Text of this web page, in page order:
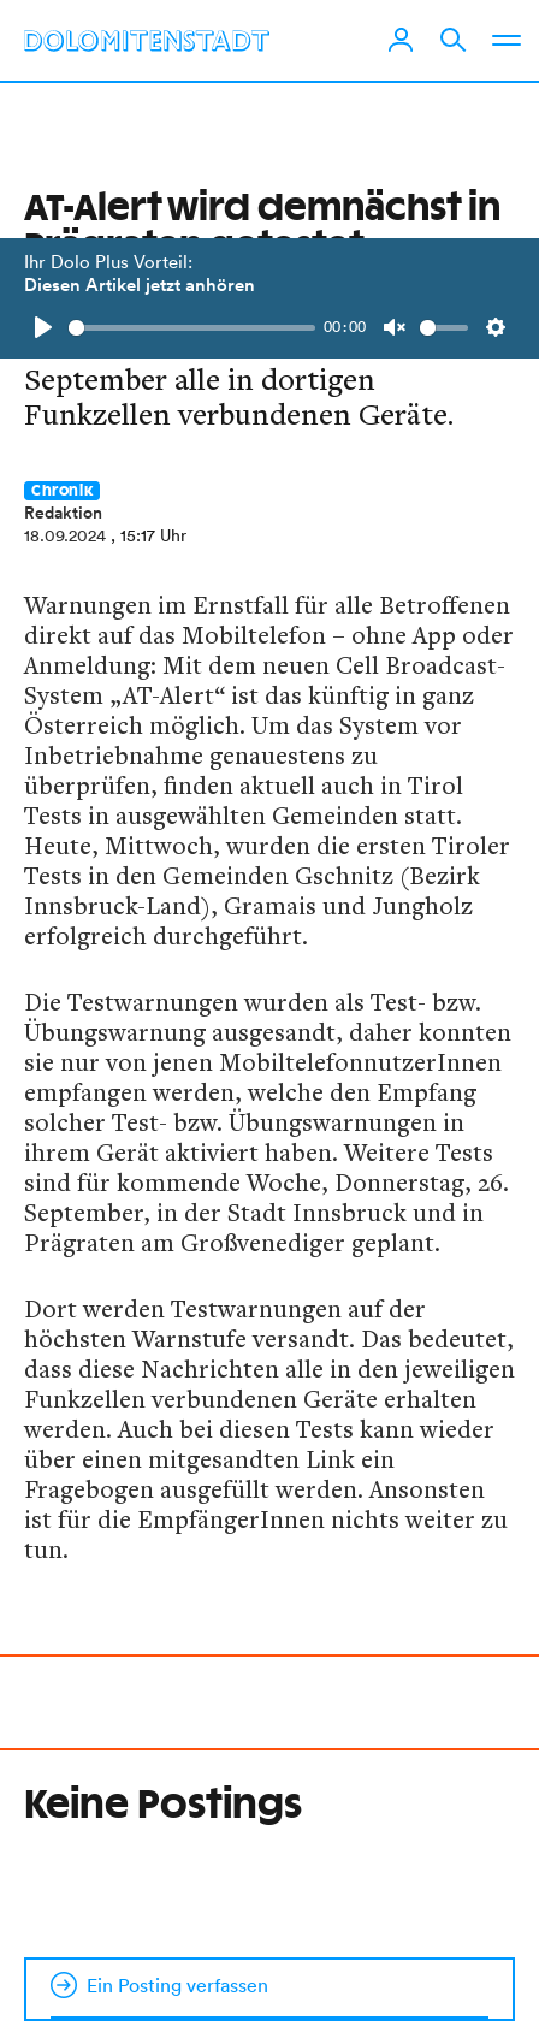
Ihr Dolo Plus Vorteil:
Diesen Artikel jetzt anhören
Play
00:00
Unmute
AT-Alert wird demnächst in
Prägraten getestet
Testwarnungen auf höchster
Warnstufe erhalten am 26.
September alle in dortigen
Funkzellen verbundenen Geräte.
Chronik
Redaktion
18.09.2024 , 15:17 Uhr
Warnungen im Ernstfall für alle Betroffenen
direkt auf das Mobiltelefon – ohne App oder
Anmeldung: Mit dem neuen Cell Broadcast-
System „AT-Alert“ ist das künftig in ganz
Österreich möglich. Um das System vor
Inbetriebnahme genauestens zu
überprüfen, finden aktuell auch in Tirol
Tests in ausgewählten Gemeinden statt.
Heute, Mittwoch, wurden die ersten Tiroler
Tests in den Gemeinden Gschnitz (Bezirk
Innsbruck-Land), Gramais und Jungholz
erfolgreich durchgeführt.
Die Testwarnungen wurden als Test- bzw.
Übungswarnung ausgesandt, daher konnten
sie nur von jenen MobiltelefonnutzerInnen
empfangen werden, welche den Empfang
solcher Test- bzw. Übungswarnungen in
ihrem Gerät aktiviert haben. Weitere Tests
sind für kommende Woche, Donnerstag, 26.
September, in der Stadt Innsbruck und in
Prägraten am Großvenediger geplant.
Dort werden Testwarnungen auf der
höchsten Warnstufe versandt. Das bedeutet,
dass diese Nachrichten alle in den jeweiligen
Funkzellen verbundenen Geräte erhalten
werden. Auch bei diesen Tests kann wieder
über einen mitgesandten Link ein
Fragebogen ausgefüllt werden. Ansonsten
ist für die EmpfängerInnen nichts weiter zu
tun.
Keine Postings
Ein Posting verfassen